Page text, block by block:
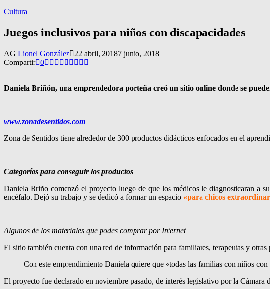
Cultura
Juegos inclusivos para niños con discapacidades
AG Lionel González 22 abril, 20187 junio, 2018
Compartir 0
Daniela Briñón, una emprendedora porteña creó un sitio online donde se
www.zonadesentidos.com
Zona de Sentidos tiene alrededor de 300 productos didácticos enfocados en el
Categorías para conseguir los productos
Daniela Briño comenzó el proyecto luego de que los médicos le diagnosticaran a
encéfalo. Dejó su trabajo y se dedicó a formar un espacio «para chicos
Algunos de los materiales que podes comprar por Internet
El sitio también cuenta con una red de información para familiares, terapeutas y otras
Con este emprendimiento Daniela quiere que «todas las familias con niños
El proyecto fue declarado en noviembre pasado, de interés legislativo por la